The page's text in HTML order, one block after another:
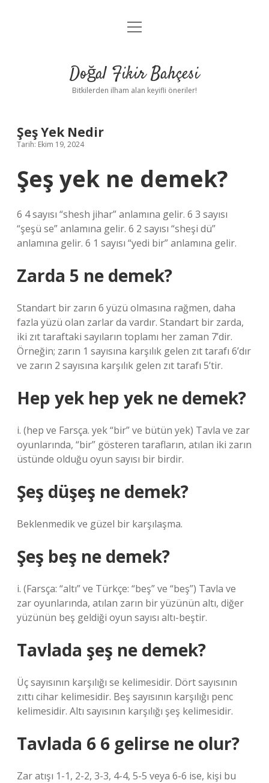
Anasayfa
Yasal Uyarı
menüyü
Doğal Fikir Bahçesi
Bitkilerden ilham alan keyifli öneriler!
Şeş Yek Nedir
Tarih: Ekim 19, 2024
Şeş yek ne demek?
6 4 sayısı “shesh jihar” anlamına gelir. 6 3 sayısı
“şeşü se” anlamına gelir. 6 2 sayısı “sheşi dü”
anlamına gelir. 6 1 sayısı “yedi bir” anlamına gelir.
Zarda 5 ne demek?
Standart bir zarın 6 yüzü olmasına rağmen, daha
fazla yüzü olan zarlar da vardır. Standart bir zarda,
iki zıt taraftaki sayıların toplamı her zaman 7’dir.
Örneğin; zarın 1 sayısına karşılık gelen zıt tarafı 6’dır
ve zarın 2 sayısına karşılık gelen zıt tarafı 5’tir.
Hep yek hep yek ne demek?
i. (hep ve Farsça. yek “bir” ve bütün yek) Tavla ve zar
oyunlarında, “bir” gösteren tarafların, atılan iki zarın
üstünde olduğu oyun sayısı bir birdir.
Şeş düşeş ne demek?
Beklenmedik ve güzel bir karşılaşma.
Şeş beş ne demek?
i. (Farsça: “altı” ve Türkçe: “beş” ve “beş”) Tavla ve
zar oyunlarında, atılan zarın bir yüzünün altı, diğer
yüzünün beş geldiği oyun sayısı altı-beştir.
Tavlada şeş ne demek?
Üç sayısının karşılığı se kelimesidir. Dört sayısının
zıttı cihar kelimesidir. Beş sayısının karşılığı penc
kelimesidir. Altı sayısının karşılığı şeş kelimesidir.
Tavlada 6 6 gelirse ne olur?
Zar atışı 1-1, 2-2, 3-3, 4-4, 5-5 veya 6-6 ise, kişi bu